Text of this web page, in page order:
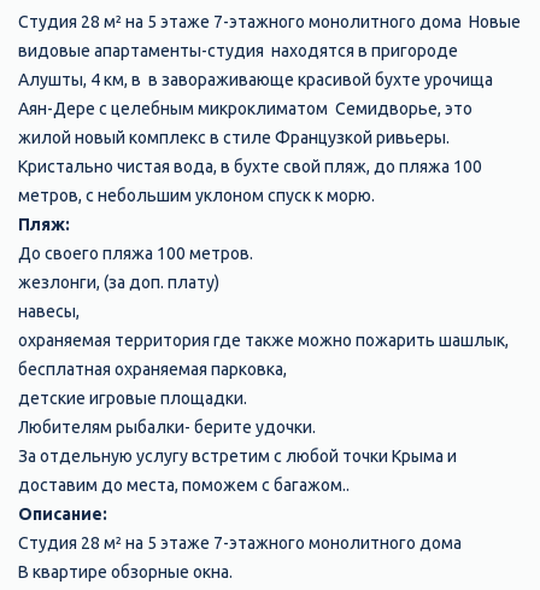
Cтудия 28 м² на 5 этаже 7-этажного монолитного дома Новые
видовые апартаменты-студия находятся в пригороде
Алушты, 4 км, в в завораживающе красивой бухте урочища
Аян-Дере с целебным микроклиматом Семидворье, это
жилой новый комплекс в стиле Французкой ривьеры.
Кристально чистая вода, в бухте свой пляж, до пляжа 100
метров, с небольшим уклоном спуск к морю.
Пляж:
До своего пляжа 100 метров.
жезлонги, (за доп. плату)
навесы,
охраняемая территория где также можно пожарить шашлык,
бесплатная охраняемая парковка,
детские игровые площадки.
Любителям рыбалки- берите удочки.
За отдельную услугу встретим с любой точки Крыма и
доставим до места, поможем с багажом..
Описание:
Студия 28 м² на 5 этаже 7-этажного монолитного дома
В квартире обзорные окна.